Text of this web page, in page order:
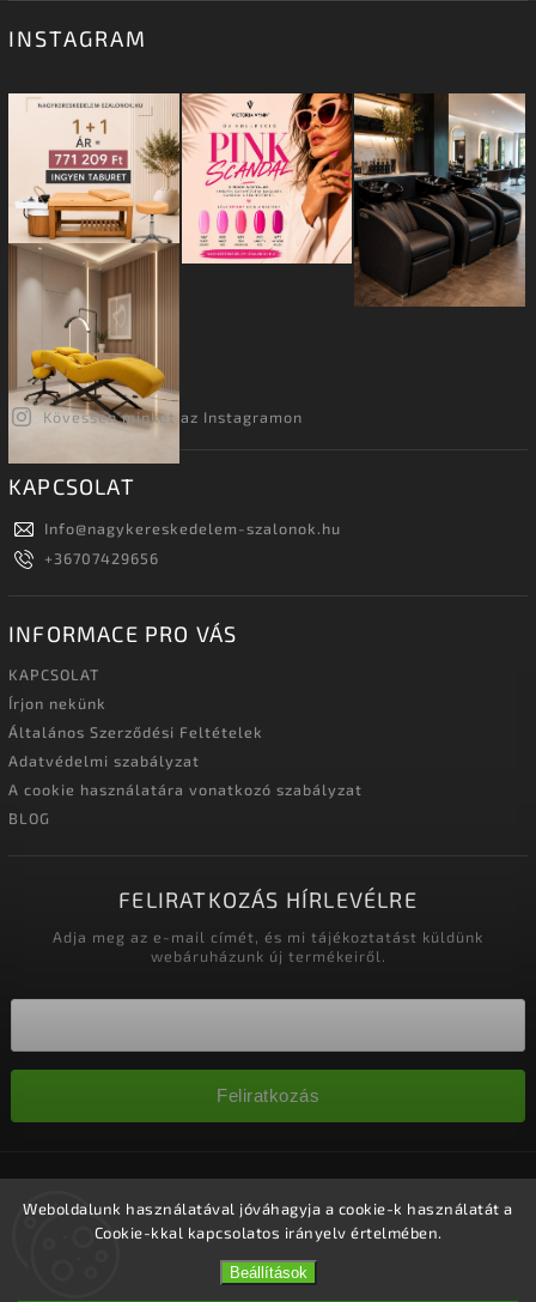
Weboldalunk használatával jóváhagyja a cookie-k használatát a
Cookie-kkal kapcsolatos irányelv értelmében.
Beállítások
INSTAGRAM
Kövessen minket az Instagramon
KAPCSOLAT
Info@nagykereskedelem-szalonok.hu
+36707429656
INFORMACE PRO VÁS
KAPCSOLAT
Írjon nekünk
Általános Szerződési Feltételek
Adatvédelmi szabályzat
A cookie használatára vonatkozó szabályzat
BLOG
FELIRATKOZÁS HÍRLEVÉLRE
Adja meg az e-mail címét, és mi tájékoztatást küldünk
webáruházunk új termékeiről.
Feliratkozás
fenntartva.
Süti beállítások szerkesztése
Shoptet| Design